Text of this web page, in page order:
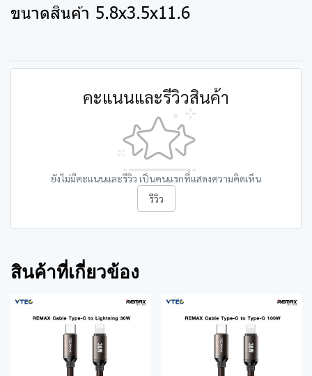
ขนาดสินค้า 5.8x3.5x11.6
คะแนนและรีวิวสินค้า
ยังไม่มีคะแนนและรีวิว เป็นคนแรกที่แสดงความคิดเห็น
รีวิว
สินค้าที่เกี่ยวข้อง